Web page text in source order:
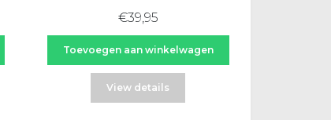
€39,95
Toevoegen aan winkelwagen
View details